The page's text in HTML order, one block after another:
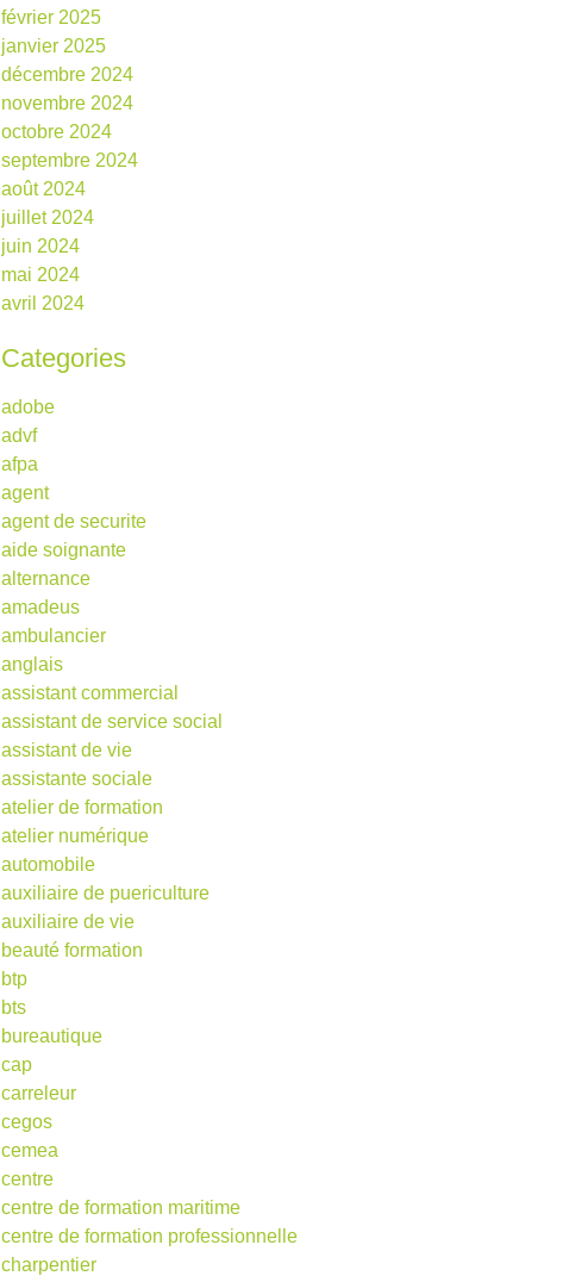
février 2025
janvier 2025
décembre 2024
novembre 2024
octobre 2024
septembre 2024
août 2024
juillet 2024
juin 2024
mai 2024
avril 2024
Categories
adobe
advf
afpa
agent
agent de securite
aide soignante
alternance
amadeus
ambulancier
anglais
assistant commercial
assistant de service social
assistant de vie
assistante sociale
atelier de formation
atelier numérique
automobile
auxiliaire de puericulture
auxiliaire de vie
beauté formation
btp
bts
bureautique
cap
carreleur
cegos
cemea
centre
centre de formation maritime
centre de formation professionnelle
charpentier